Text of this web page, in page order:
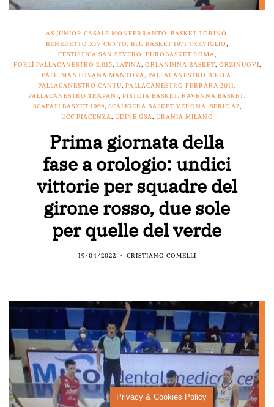
AS JUNIOR CASALE MONFERRANTO, BASKET TORINO,
BENEDETTO XIV CENTO, BLU BASKET 1971 TREVIGLIO,
CESTISTICA SAN SEVERO, EUROBASKET ROMA,
FORLÌ PALLACANESTRO 2.015, LATINA, ORLANDINA BASKET, ORZINUOVI,
PALL. MANTOVANA MANTOVA, PALLACANESTRO BIELLA,
PALLACANESTRO CANTÙ, PALLACANESTRO FERRARA 2011,
PALLACANESTRO TRAPANI, PISTOIA BASKET, RAVENNA BASKET,
SCAFATI BASKET 1969, SCALIGERA BASKET VERONA, SERIE A2,
UCC PIACENZA, UDINE GSA, URANIA MILANO
Prima giornata della
fase a orologio: undici
vittorie per squadre del
girone rosso, due sole
per quelle del verde
19/04/2022 CRISTIANO COMELLI
Privacy & Cookies Policy